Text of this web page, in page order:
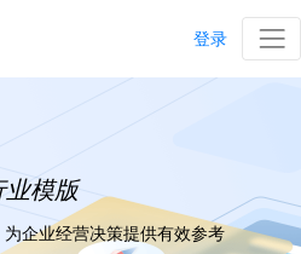
登录
业模版
企业经营决策提供有效参考